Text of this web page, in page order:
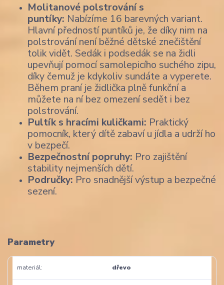
Molitanové polstrování s
puntíky: Nabízíme 16 barevných variant.
Hlavní předností puntíků je, že díky nim na
polstrování není běžné dětské znečištění
tolik vidět. Sedák i podsedák se na židli
upevňují pomocí samolepicího suchého zipu,
díky čemuž je kdykoliv sundáte a vyperete.
Během praní je židlička plně funkční a
můžete na ní bez omezení sedět i bez
polstrování.
Pultík s hracími kuličkami: Praktický
pomocník, který dítě zabaví u jídla a udrží ho
v bezpečí.
Bezpečnostní popruhy: Pro zajištění
stability nejmenších dětí.
Područky: Pro snadnější výstup a bezpečné
sezení.
Parametry
materiál dřevo